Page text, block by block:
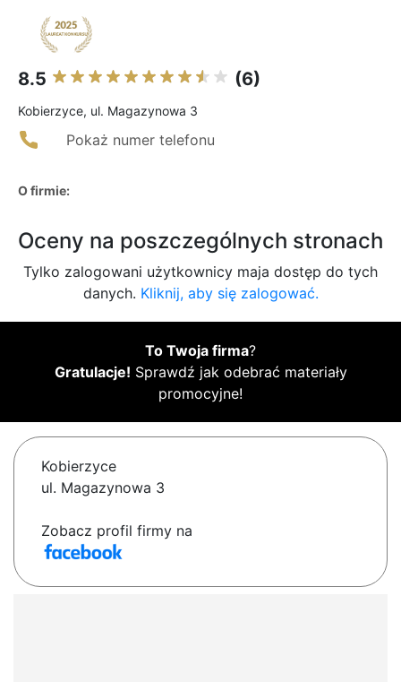
8.5 (6)
Kobierzyce, ul. Magazynowa 3
Pokaż numer telefonu
O firmie:
Oceny na poszczególnych stronach
Tylko zalogowani użytkownicy maja dostęp do tych
danych. Kliknij, aby się zalogować.
To Twoja firma?
Gratulacje! Sprawdź jak odebrać materiały
promocyjne!
Kobierzyce
ul. Magazynowa 3
Zobacz profil firmy na